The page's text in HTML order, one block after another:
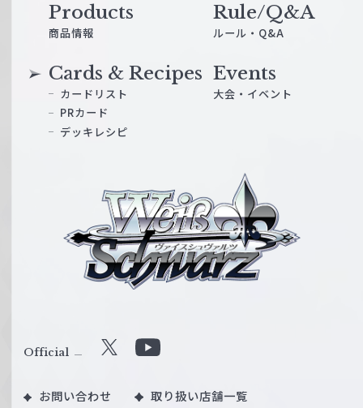
ス
ル
Products
商品情報
Cards & Recipes
カードリスト
PRカード
デッキレシピ
Events
大会・イベント
Rule/Q&A
ルール・Q&A
Official X
u
お問い合わせ 取り扱い店舗一覧